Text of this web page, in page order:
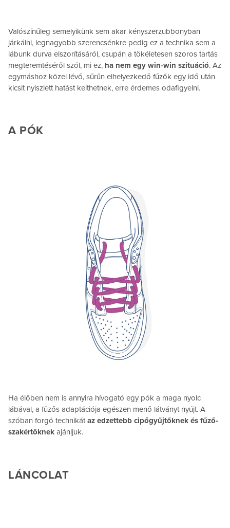
Valószínűleg semelyikünk sem akar kényszerzubbonyban
járkálni, legnagyobb szerencsénkre pedig ez a technika sem a
lábunk durva elszorításáról, csupán a tökéletesen szoros tartás
megteremtéséről szól, mi ez, ha nem egy win-win szituáció. Az
egymáshoz közel lévő, sűrűn elhelyezkedő fűzők egy idő után
kicsit nyiszlett hatást kelthetnek, erre érdemes odafigyelni.
A PÓK
Ha élőben nem is annyira hívogató egy pók a maga nyolc
lábával, a fűzős adaptációja egészen menő látványt nyújt. A
szóban forgó technikátaz edzettebb cipőgyűjtőknek és fűző-
szakértőknek ajánljuk.
LÁNCOLAT